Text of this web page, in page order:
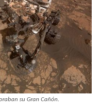
su Gran Cañón.